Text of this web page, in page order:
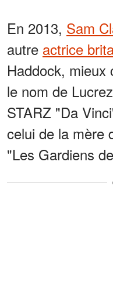
En 2013, Sam
autre actrice
Haddock, mieux
le nom de
STARZ "Da
celui de la mère
"Les Gardiens